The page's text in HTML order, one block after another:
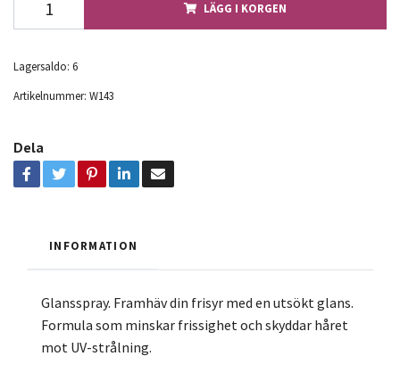
LÄGG I KORGEN
Lagersaldo: 6
Artikelnummer: W143
Dela
INFORMATION
Glansspray. Framhäv din frisyr med en utsökt glans.
Formula som minskar frissighet och skyddar håret
mot UV-strålning.